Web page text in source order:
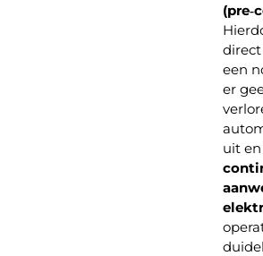
een
er
uit en